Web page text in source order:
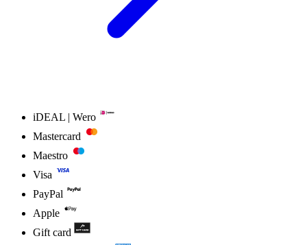
iDEAL | Wero
Mastercard
Maestro
Visa
PayPal
Apple
Gift card